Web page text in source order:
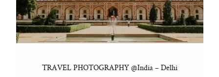
TRAVEL PHOTOGRAPHY @India – Delhi